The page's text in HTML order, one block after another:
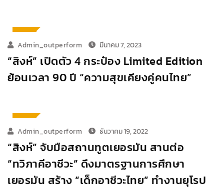
ตลาด
Admin_outperform มีนาคม 7, 2023
“สิงห์” เปิดตัว 4 กระป๋อง Limited Edition
ย้อนเวลา 90 ปี “ความสุขเคียงคู่คนไทย”
ตลาด
Admin_outperform ธันวาคม 19, 2022
“สิงห์” จับมือสถานทูตเยอรมัน สานต่อ
“ทวิภาคีอาชีวะ” ดึงมาตรฐานการศึกษา
เยอรมัน สร้าง “เด็กอาชีวะไทย” ทำงานยุโรป